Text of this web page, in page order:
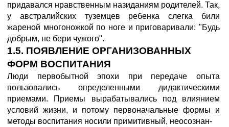
придавался нравственным назиданиям родителей. Так,
у австралийских туземцев ребенка слегка били
жареной многоножкой по ноге и приговаривали: "Будь
добрым, не бери чужого".
1.5. ПОЯВЛЕНИЕ ОРГАНИЗОВАННЫХ
ФОРМ ВОСПИТАНИЯ
Люди первобытной эпохи при передаче опыта
пользовались определенными дидактическими
приемами. Приемы вырабатывались под влиянием
условий жизни, и потому первоначальные формы и
методы воспитания носили примитивный, неосознан-